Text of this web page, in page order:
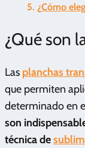
¿Cómo
¿Qué son
Las planchas
que permiten
determinado en
son
técnica de